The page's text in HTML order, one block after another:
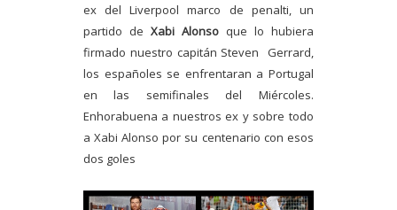
ex del Liverpool marco de penalti, un
partido de Xabi Alonsoque lo hubiera
firmado nuestro capitán Steven
Gerrard,
los españoles se enfrentaran a Portugal
en las semifinales del Miércoles.
Enhorabuena a nuestros ex y sobre todo
a Xabi Alonso por su centenario con esos
dos goles